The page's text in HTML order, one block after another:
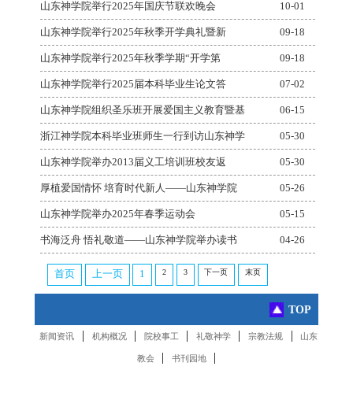
山东神学院举行2025年国庆节联欢晚会 10-01
山东神学院举行2025年秋季开学典礼暨新 09-18
山东神学院举行2025年秋季学期“开学第 09-18
山东神学院举行2025届本科毕业生论文答 07-02
山东神学院组织圣乐班开展爱国主义教育暨基 06-15
浙江神学院本科毕业班师生一行到访山东神学 05-30
山东神学院举办2013届义工培训班校友返 05-30
厚植爱国情怀 培育时代新人——山东神学院 05-26
山东神学院举办2025年春季运动会 05-15
书海泛舟 悟礼敬道——山东神学院举办读书 04-26
首页 上一页 1 2 3 下一页 末页
TOP
新闻资讯 | 机构概况 | 院校事工 | 礼敬神学 | 宗教法规 | 山东
教会 | 书刊园地 |